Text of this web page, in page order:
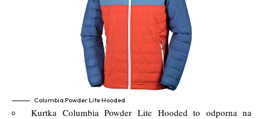
Columbia Powder Lite Hooded
Kurtka Columbia Powder Lite Hooded to odporna na